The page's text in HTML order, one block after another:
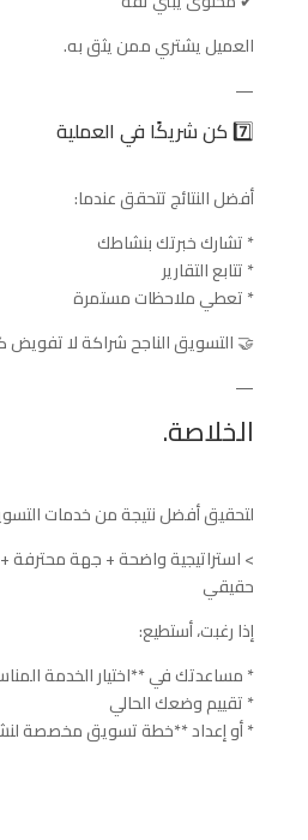
العميل يشتري ممن يثق به.
—
7️⃣ كن شريكًا في العملية
أفضل النتائج تتحقق عندما:
* تشارك خبرتك بنشاطك
* تتابع التقارير
* تعطي ملاحظات مستمرة
🤝 التسويق الناجح شراكة لا تفويض
—
الخلاصة.
لتحقيق أفضل نتيجة من خدمات
> استراتيجية واضحة + جهة محترفة
حقيقي
إذا رغبت، أستطيع:
* مساعدتك في **اختيار الخدمة
* تقييم وضعك الحالي
* أو إعداد **خطة تسويق مخصصة